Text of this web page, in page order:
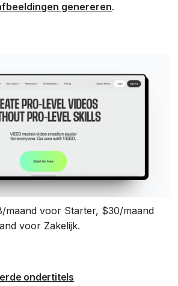
genereren.
maand voor Starter, $30/maand
voor Zakelijk.
ondertitels